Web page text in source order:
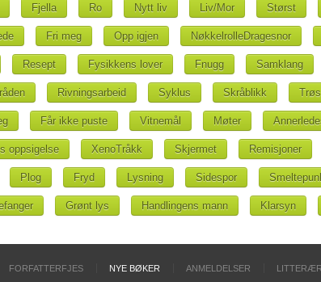
Fjella Ro Nytt liv Liv/Mor Størst
Fri meg Opp igjen NøkkelrolleDragesnor
Resept Fysikkens lover Fnugg Samklang
Rivningsarbeid Syklus Skråblikk
Får ikke puste Vitnemål Møter
oppsigelse XenoTråkk Skjermet Remisjoner
Plog Fryd Lysning Sidespor
Grønt lys Handlingens mann Klarsyn
FORFATTERFJES NYE BØKER ANMELDELSER